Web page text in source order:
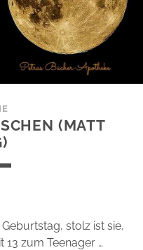
(MATT
stolz ist sie,
zum Teenager …